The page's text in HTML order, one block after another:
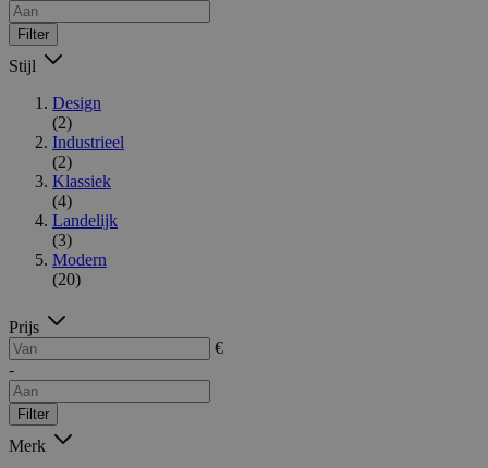
Filter
Stijl
Design
(2)
Industrieel
(2)
Klassiek
(4)
Landelijk
(3)
Modern
(20)
Prijs
€
-
Filter
Merk